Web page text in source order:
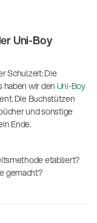
Uni-Boy
Schulzeit: Die
haben wir den Uni-Boy
Die Buchstützen
und sonstige
Ende.
etabliert?
gemacht?